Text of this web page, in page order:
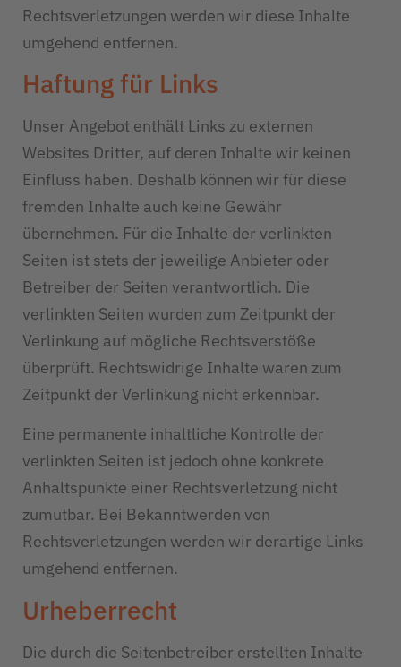
Rechtsverletzungen werden wir diese Inhalte
umgehend entfernen.
Haftung für Links
Unser Angebot enthält Links zu externen
Websites Dritter, auf deren Inhalte wir keinen
Einfluss haben. Deshalb können wir für diese
fremden Inhalte auch keine Gewähr
übernehmen. Für die Inhalte der verlinkten
Seiten ist stets der jeweilige Anbieter oder
Betreiber der Seiten verantwortlich. Die
verlinkten Seiten wurden zum Zeitpunkt der
Verlinkung auf mögliche Rechtsverstöße
überprüft. Rechtswidrige Inhalte waren zum
Zeitpunkt der Verlinkung nicht erkennbar.
Eine permanente inhaltliche Kontrolle der
verlinkten Seiten ist jedoch ohne konkrete
Anhaltspunkte einer Rechtsverletzung nicht
zumutbar. Bei Bekanntwerden von
Rechtsverletzungen werden wir derartige Links
umgehend entfernen.
Urheberrecht
Die durch die Seitenbetreiber erstellten Inhalte